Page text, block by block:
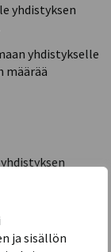
ja sisällön
yhdistyksen
yhdistykselle
määrää
vuodeksi
sen
heidän